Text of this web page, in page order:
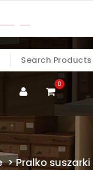
0
>Pralko suszarki